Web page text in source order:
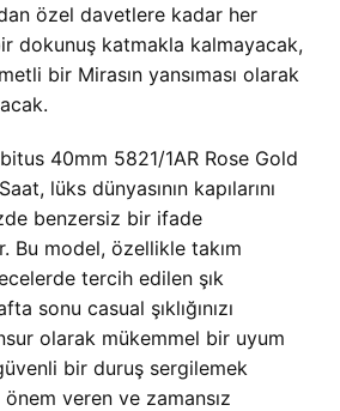
özel davetlere kadar her
dokunuş katmakla kalmayacak,
bir Mirasın yansıması olarak
40mm 5821/1AR Rose Gold
lüks dünyasının kapılarını
benzersiz bir ifade
Bu model, özellikle takım
tercih edilen şık
sonu casual şıklığınızı
olarak mükemmel bir uyum
bir duruş sergilemek
veren ve zamansız